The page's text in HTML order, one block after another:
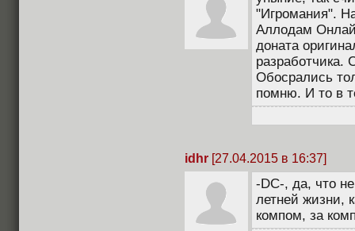
"Игромания".
Аллодам
доната
разработчика.
Обосрались
помню. И то в
idhr [27.04.2015 в 16:37]
-DC-, да, что
летней жизни,
компом, за